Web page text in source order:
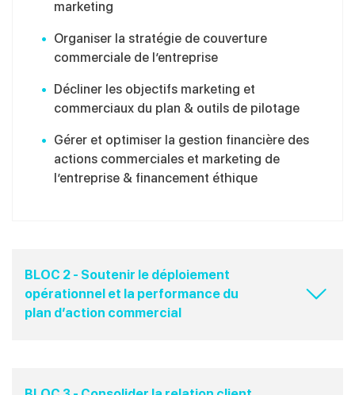
marketing
Organiser la stratégie de couverture
commerciale de l’entreprise
Décliner les objectifs marketing et
commerciaux du plan & outils de pilotage
Gérer et optimiser la gestion financière des
actions commerciales et marketing de
l’entreprise & financement éthique
BLOC 2 - Soutenir le déploiement
opérationnel et la performance du
plan d’action commercial​